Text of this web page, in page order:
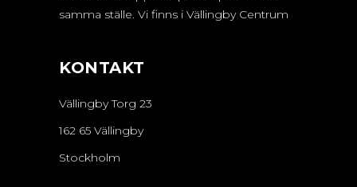
samma ställe. Vi finns i Vällingby Centrum
KONTAKT
Vällingby Torg 23
162 65 Vällingby
Stockholm